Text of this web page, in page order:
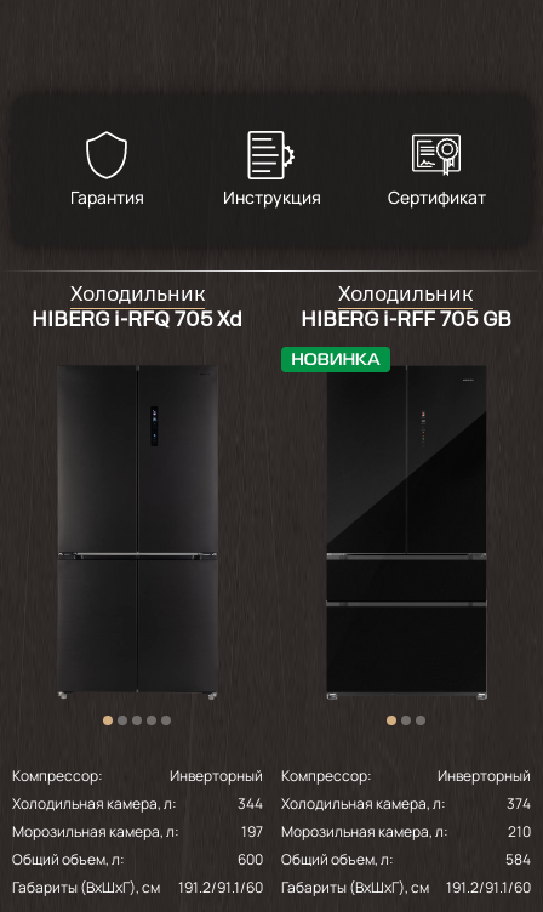
Гарантия Инструкция Сертификат
Холодильник
HIBERG i-RFQ 705 Xd
Компрессор:
Инверторный
Холодильная камера, л:
344
Морозильная камера, л:
197
Общий объем, л:
600
Габариты (ВхШхГ), см
191.2/91.1/60
Холодильник
HIBERG i-RFF 705 GB
Компрессор:
Инверторный
Холодильная камера, л:
374
Морозильная камера, л:
210
Общий объем, л:
584
Габариты (ВхШхГ), см
191.2/91.1/60